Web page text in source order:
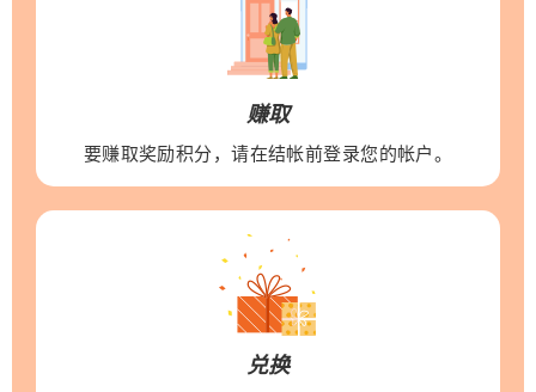
赚取
要赚取奖励积分，请在结帐前登录您的帐户。
兑换